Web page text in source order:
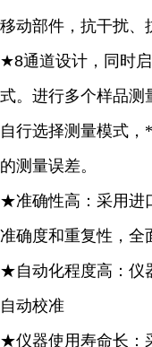
移动部件，抗干扰、
★8通道设计，同时
式。进行多个样品测
自行选择测量模式
的测量误差。
★准确性高：采用进
准确度和重复性，全
★自动化程度高：仪
自动校准
★仪器使用寿命长：